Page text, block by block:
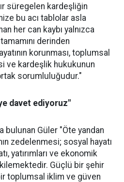
süregelen kardeşliğin
bu acı tablolar asla
her can kaybı yalnızca
derinden
korunması, toplumsal
ve kardeşlik hukukunun
sorumluluğudur."
davet ediyoruz"
bulunan Güler "Öte yandan
zedelenmesi; sosyal hayatı
yatırımları ve ekonomik
Güçlü bir şehir
toplumsal iklim ve güven